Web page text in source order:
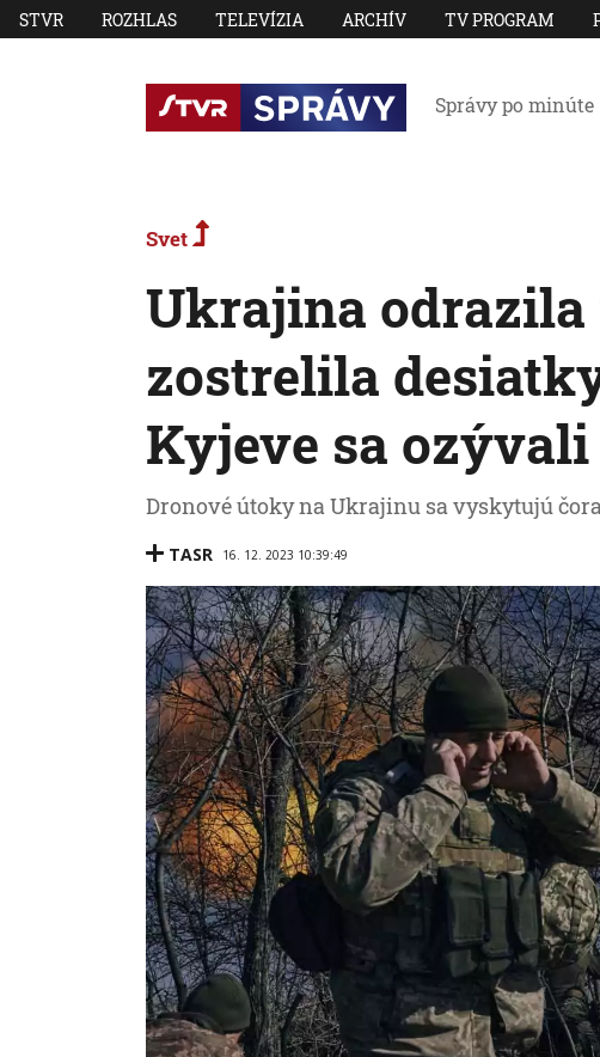
STVR ROZHLAS TELEVÍZIA ARCHÍV TV PROGRAM
Správy po minúte
Svet
Ukrajina
zostrelila
Kyjeve sa
Dronové útoky na Ukrajinu sa vyskytujú
TASR 16. 12. 2023 10:39:49